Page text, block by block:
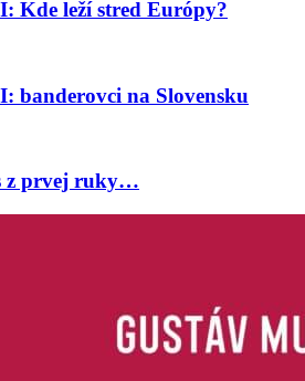
Kde leží stred Európy?
banderovci na Slovensku
z prvej ruky…